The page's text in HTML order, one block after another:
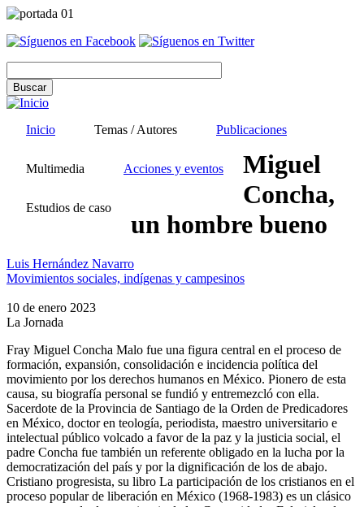
Pasar
contenido
Inicio Temas / Autores Publicaciones
Multimedia Acciones y eventos
Estudios de caso
Miguel
Concha,
un hombre bueno
Luis Hernández Navarro
Movimientos sociales, indígenas y campesinos
10 de enero 2023
La Jornada
Fray Miguel Concha Malo fue una figura central en el proceso de
formación, expansión, consolidación e incidencia política del
movimiento por los derechos humanos en México. Pionero de esta
causa, su biografía personal se fundió y entremezcló con ella.
Sacerdote de la Provincia de Santiago de la Orden de Predicadores
en México, doctor en teología, periodista, maestro universitario e
intelectual público volcado a favor de la paz y la justicia social, el
padre Concha fue también un referente obligado en la lucha por la
democratización del país y por la dignificación de los de abajo.
Cristiano progresista, su libro La participación de los cristianos en el
proceso popular de liberación en México (1968-1983) es un clásico